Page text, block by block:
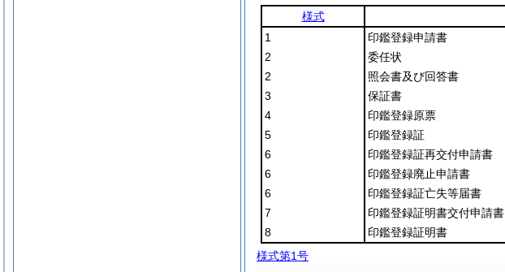
様式
1
印鑑登録申請書
2
委任状
2
照会書及び回答書
3
保証書
4
印鑑登録原票
5
印鑑登録証
6
印鑑登録証再交付申請書
6
印鑑登録廃止申請書
6
印鑑登録証亡失等届書
7
印鑑登録証明書交付申請書
8
印鑑登録証明書
様式第1号